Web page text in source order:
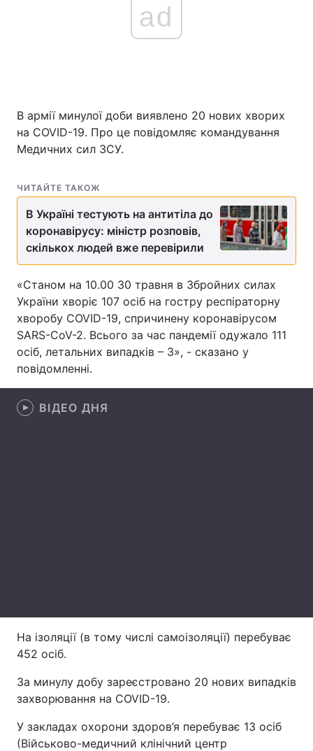
Головна Війна
Економіка Світ
Спорт Наука
Лайт
Зброя Інциденти
Здоров'я Туризм
Цікавинки Погода
Лонгріди
Тема оформлення
ad
В армії минулої доби виявлено 20 нових хворих
на COVID-19. Про це повідомляє командування
Медичних сил ЗСУ.
ЧИТАЙТЕ ТАКОЖ
В Україні тестують на антитіла до
коронавірусу: міністр розповів,
скількох людей вже перевірили
«Станом на 10.00 30 травня в Збройних силах
України хворіє 107 осіб на гостру респіраторну
хворобу COVID-19, спричинену коронавірусом
SARS-CoV-2. Всього за час пандемії одужало 111
осіб, летальних випадків – 3», - сказано у
повідомленні.
ВІДЕО ДНЯ
На ізоляції (в тому числі самоізоляції) перебуває
452 осіб.
За минулу добу зареєстровано 20 нових випадків
захворювання на COVID-19.
У закладах охорони здоров’я перебуває 13 осіб
(Військово-медичний клінічний центр